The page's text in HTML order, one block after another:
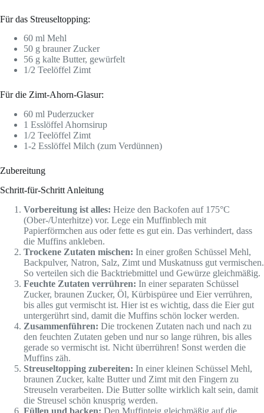
Für das Streuseltopping:
60 ml Mehl
50 g brauner Zucker
56 g kalte Butter, gewürfelt
1/2 Teelöffel Zimt
Für die Zimt-Ahorn-Glasur:
60 ml Puderzucker
1 Esslöffel Ahornsirup
1/2 Teelöffel Zimt
1-2 Esslöffel Milch (zum Verdünnen)
Zubereitung
Schritt-für-Schritt Anleitung
Vorbereitung ist alles: Heize den Backofen auf 175°C
(Ober-/Unterhitze) vor. Lege ein Muffinblech mit
Papierförmchen aus oder fette es gut ein. Das verhindert, dass
die Muffins ankleben.
Trockene Zutaten mischen: In einer großen Schüssel Mehl,
Backpulver, Natron, Salz, Zimt und Muskatnuss gut vermischen.
So verteilen sich die Backtriebmittel und Gewürze gleichmäßig.
Feuchte Zutaten verrühren: In einer separaten Schüssel
Zucker, braunen Zucker, Öl, Kürbispüree und Eier verrühren,
bis alles gut vermischt ist. Hier ist es wichtig, dass die Eier gut
untergerührt sind, damit die Muffins schön locker werden.
Zusammenführen: Die trockenen Zutaten nach und nach zu
den feuchten Zutaten geben und nur so lange rühren, bis alles
gerade so vermischt ist. Nicht überrühren! Sonst werden die
Muffins zäh.
Streuseltopping zubereiten: In einer kleinen Schüssel Mehl,
braunen Zucker, kalte Butter und Zimt mit den Fingern zu
Streuseln verarbeiten. Die Butter sollte wirklich kalt sein, damit
die Streusel schön knusprig werden.
Füllen und backen: Den Muffinteig gleichmäßig auf die